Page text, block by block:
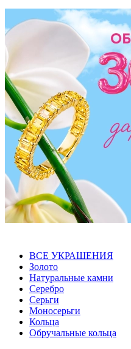
ВСЕ УКРАШЕНИЯ
Золото
Натуральные камни
Серебро
Серьги
Моносерьги
Кольца
Обручальные кольца